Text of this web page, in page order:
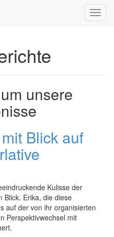
unsere
Blick auf
Kulisse der
Blick. Erika, die diese
auf der von ihr organisierten
Perspektivwechsel mit